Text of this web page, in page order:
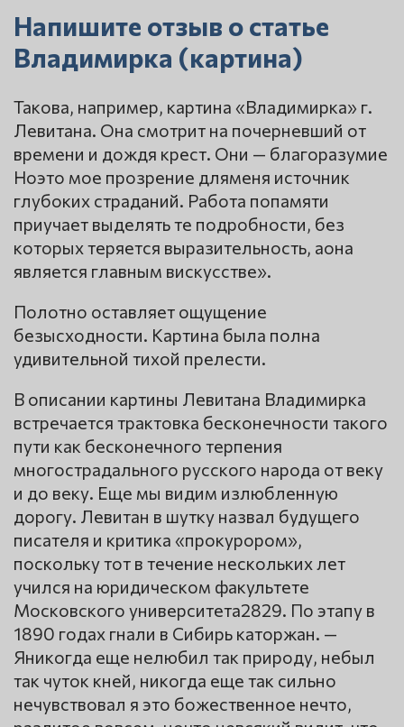
Напишите отзыв о статье
Владимирка (картина)
Такова, например, картина «Владимирка» г.
Левитана. Она смотрит на почерневший от
времени и дождя крест. Они — благоразумие
Ноэто мое прозрение дляменя источник
глубоких страданий. Работа попамяти
приучает выделять те подробности, без
которых теряется выразительность, аона
является главным вискусстве».
Полотно оставляет ощущение
безысходности. Картина была полна
удивительной тихой прелести.
В описании картины Левитана Владимирка
встречается трактовка бесконечности такого
пути как бесконечного терпения
многострадального русского народа от веку
и до веку. Еще мы видим излюбленную
дорогу. Левитан в шутку назвал будущего
писателя и критика «прокурором»,
поскольку тот в течение нескольких лет
учился на юридическом факультете
Московского университета2829. По этапу в
1890 годах гнали в Сибирь каторжан. —
Яникогда еще нелюбил так природу, небыл
так чуток кней, никогда еще так сильно
нечувствовал я это божественное нечто,